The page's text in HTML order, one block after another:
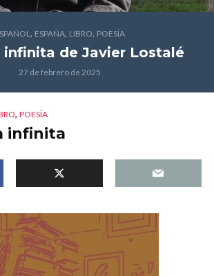
, ESPAÑA, LIBRO, POESÍA
infinita de Javier Lostalé
27 de febrero de 2025
, POESÍA
infinita